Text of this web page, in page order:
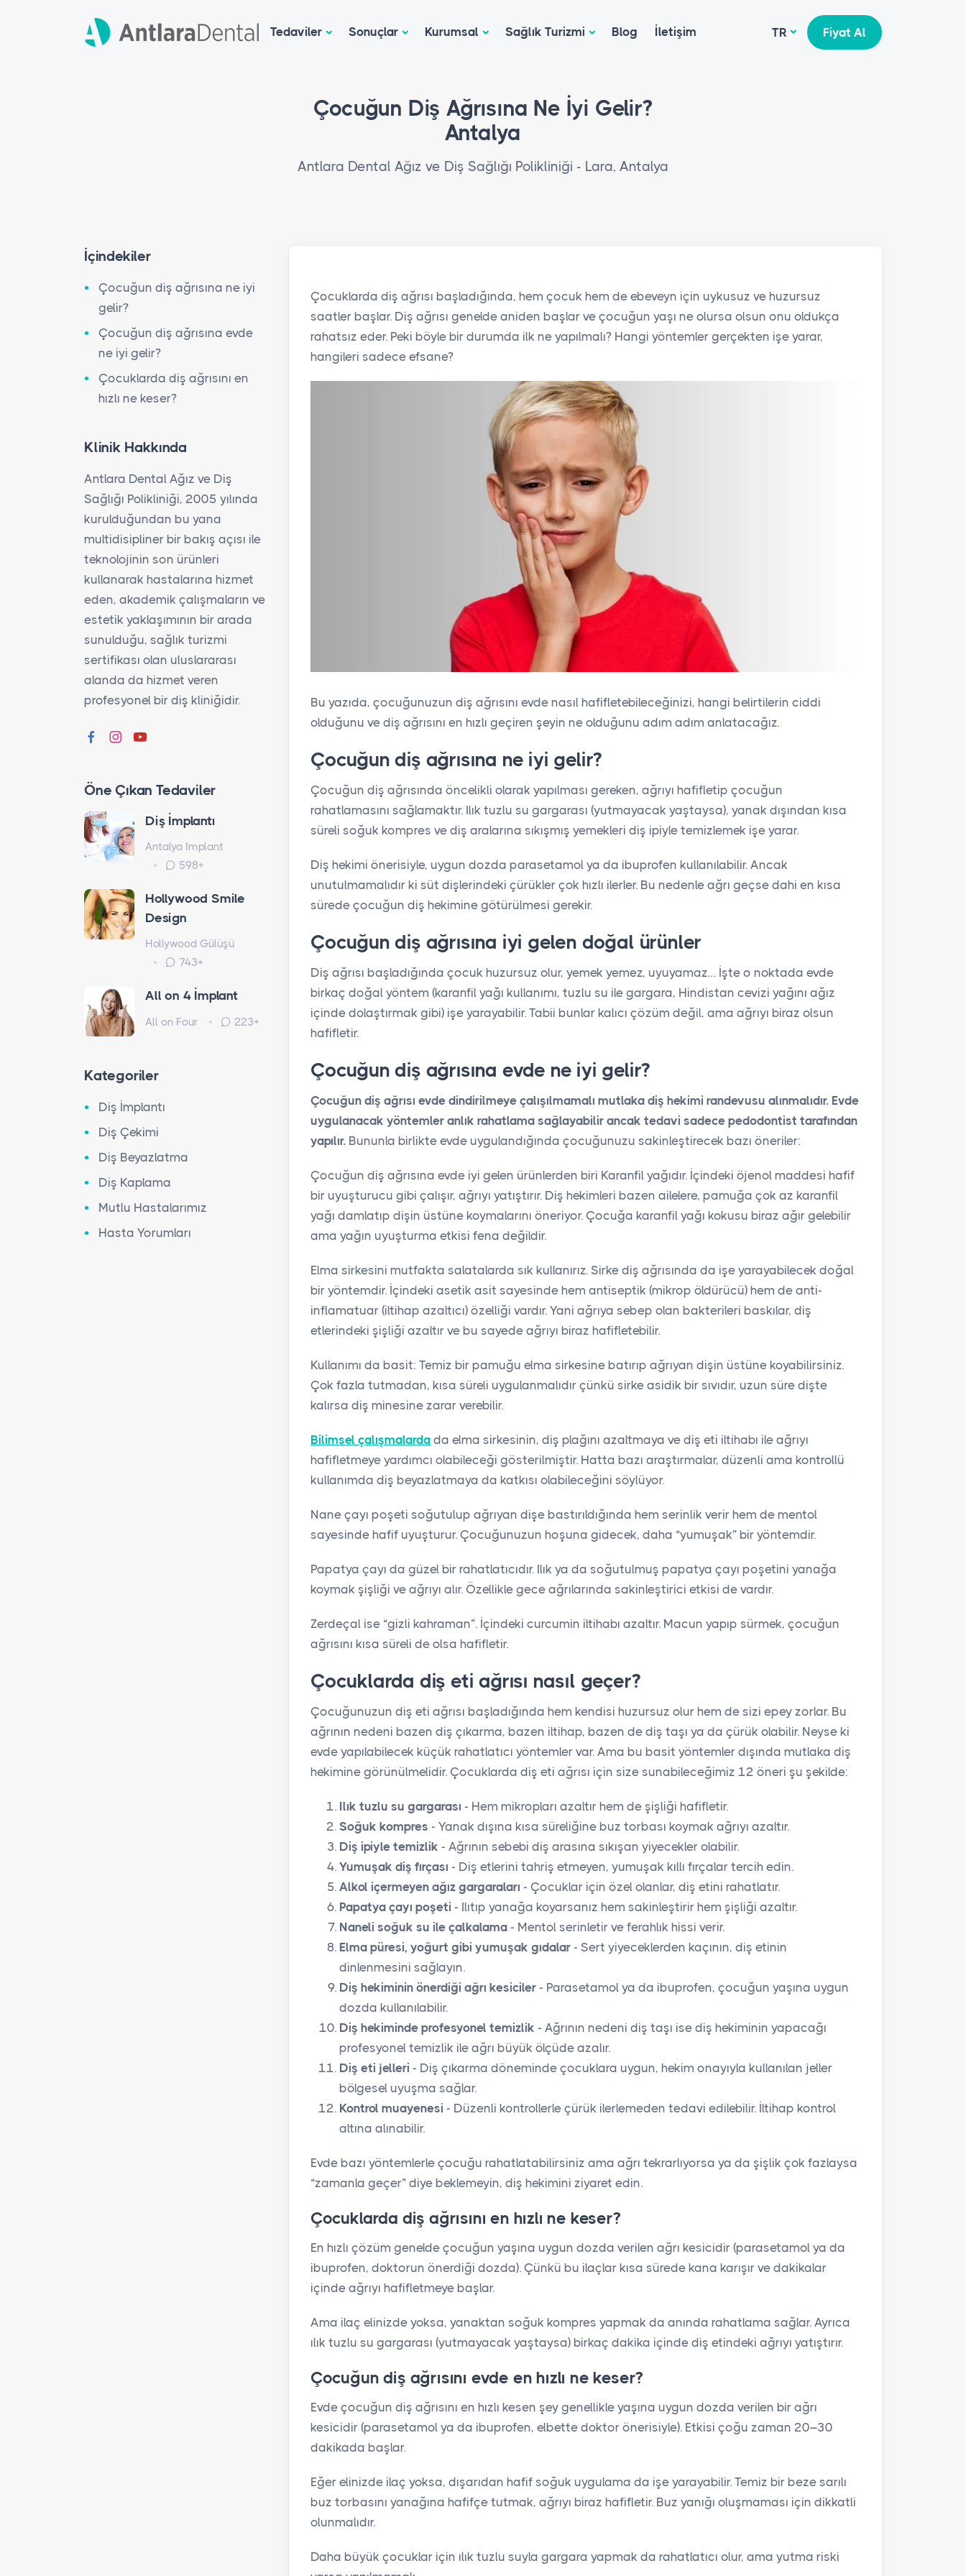
Tedaviler Sonuçlar Kurumsal Sağlık Turizmi Blog İletişim TR Fiyat Al
Çocuğun Diş Ağrısına Ne İyi Gelir?
Antalya
Antlara Dental Ağız ve Diş Sağlığı Polikliniği - Lara, Antalya
Çocuklarda diş ağrısı başladığında, hem çocuk hem de ebeveyn için uykusuz ve huzursuz
saatler başlar. Diş ağrısı genelde aniden başlar ve çocuğun yaşı ne olursa olsun onu oldukça
rahatsız eder. Peki böyle bir durumda ilk ne yapılmalı? Hangi yöntemler gerçekten işe yarar,
hangileri sadece efsane?
Bu yazıda, çocuğunuzun diş ağrısını evde nasıl hafifletebileceğinizi, hangi belirtilerin ciddi
olduğunu ve diş ağrısını en hızlı geçiren şeyin ne olduğunu adım adım anlatacağız.
Çocuğun diş ağrısına ne iyi gelir?
Çocuğun diş ağrısında öncelikli olarak yapılması gereken, ağrıyı hafifletip çocuğun
rahatlamasını sağlamaktır. Ilık tuzlu su gargarası (yutmayacak yaştaysa), yanak dışından kısa
süreli soğuk kompres ve diş aralarına sıkışmış yemekleri diş ipiyle temizlemek işe yarar.
Diş hekimi önerisiyle, uygun dozda parasetamol ya da ibuprofen kullanılabilir. Ancak
unutulmamalıdır ki süt dişlerindeki çürükler çok hızlı ilerler. Bu nedenle ağrı geçse dahi en kısa
sürede çocuğun diş hekimine götürülmesi gerekir.
Çocuğun diş ağrısına iyi gelen doğal ürünler
Diş ağrısı başladığında çocuk huzursuz olur, yemek yemez, uyuyamaz… İşte o noktada evde
birkaç doğal yöntem (karanfil yağı kullanımı, tuzlu su ile gargara, Hindistan cevizi yağını ağız
içinde dolaştırmak gibi) işe yarayabilir. Tabii bunlar kalıcı çözüm değil, ama ağrıyı biraz olsun
hafifletir.
Çocuğun diş ağrısına evde ne iyi gelir?
Çocuğun diş ağrısı evde dindirilmeye çalışılmamalı mutlaka diş hekimi randevusu alınmalıdır. Evde
uygulanacak yöntemler anlık rahatlama sağlayabilir ancak tedavi sadece pedodontist tarafından
yapılır. Bununla birlikte evde uygulandığında çocuğunuzu sakinleştirecek bazı öneriler:
Çocuğun diş ağrısına evde iyi gelen ürünlerden biri Karanfil yağıdır. İçindeki öjenol maddesi hafif
bir uyuşturucu gibi çalışır, ağrıyı yatıştırır. Diş hekimleri bazen ailelere, pamuğa çok az karanfil
yağı damlatıp dişin üstüne koymalarını öneriyor. Çocuğa karanfil yağı kokusu biraz ağır gelebilir
ama yağın uyuşturma etkisi fena değildir.
Elma sirkesini mutfakta salatalarda sık kullanırız. Sirke diş ağrısında da işe yarayabilecek doğal
bir yöntemdir. İçindeki asetik asit sayesinde hem antiseptik (mikrop öldürücü) hem de anti-
inflamatuar (iltihap azaltıcı) özelliği vardır. Yani ağrıya sebep olan bakterileri baskılar, diş
etlerindeki şişliği azaltır ve bu sayede ağrıyı biraz hafifletebilir.
Kullanımı da basit: Temiz bir pamuğu elma sirkesine batırıp ağrıyan dişin üstüne koyabilirsiniz.
Çok fazla tutmadan, kısa süreli uygulanmalıdır çünkü sirke asidik bir sıvıdır, uzun süre dişte
kalırsa diş minesine zarar verebilir.
Bilimsel çalışmalarda da elma sirkesinin, diş plağını azaltmaya ve diş eti iltihabı ile ağrıyı
hafifletmeye yardımcı olabileceği gösterilmiştir. Hatta bazı araştırmalar, düzenli ama kontrollü
kullanımda diş beyazlatmaya da katkısı olabileceğini söylüyor.
Nane çayı poşeti soğutulup ağrıyan dişe bastırıldığında hem serinlik verir hem de mentol
sayesinde hafif uyuşturur. Çocuğunuzun hoşuna gidecek, daha “yumuşak” bir yöntemdir.
Papatya çayı da güzel bir rahatlatıcıdır. Ilık ya da soğutulmuş papatya çayı poşetini yanağa
koymak şişliği ve ağrıyı alır. Özellikle gece ağrılarında sakinleştirici etkisi de vardır.
Zerdeçal ise “gizli kahraman”. İçindeki curcumin iltihabı azaltır. Macun yapıp sürmek, çocuğun
ağrısını kısa süreli de olsa hafifletir.
Çocuklarda diş eti ağrısı nasıl geçer?
Çocuğunuzun diş eti ağrısı başladığında hem kendisi huzursuz olur hem de sizi epey zorlar. Bu
ağrının nedeni bazen diş çıkarma, bazen iltihap, bazen de diş taşı ya da çürük olabilir. Neyse ki
evde yapılabilecek küçük rahatlatıcı yöntemler var. Ama bu basit yöntemler dışında mutlaka diş
hekimine görünülmelidir. Çocuklarda diş eti ağrısı için size sunabileceğimiz 12 öneri şu şekilde:
Ilık tuzlu su gargarası - Hem mikropları azaltır hem de şişliği hafifletir.
Soğuk kompres - Yanak dışına kısa süreliğine buz torbası koymak ağrıyı azaltır.
Diş ipiyle temizlik - Ağrının sebebi diş arasına sıkışan yiyecekler olabilir.
Yumuşak diş fırçası - Diş etlerini tahriş etmeyen, yumuşak kıllı fırçalar tercih edin.
Alkol içermeyen ağız gargaraları - Çocuklar için özel olanlar, diş etini rahatlatır.
Papatya çayı poşeti - Ilıtıp yanağa koyarsanız hem sakinleştirir hem şişliği azaltır.
Naneli soğuk su ile çalkalama - Mentol serinletir ve ferahlık hissi verir.
Elma püresi, yoğurt gibi yumuşak gıdalar - Sert yiyeceklerden kaçının, diş etinin
dinlenmesini sağlayın.
Diş hekiminin önerdiği ağrı kesiciler - Parasetamol ya da ibuprofen, çocuğun yaşına uygun
dozda kullanılabilir.
Diş hekiminde profesyonel temizlik - Ağrının nedeni diş taşı ise diş hekiminin yapacağı
profesyonel temizlik ile ağrı büyük ölçüde azalır.
Diş eti jelleri - Diş çıkarma döneminde çocuklara uygun, hekim onayıyla kullanılan jeller
bölgesel uyuşma sağlar.
Kontrol muayenesi - Düzenli kontrollerle çürük ilerlemeden tedavi edilebilir. İltihap kontrol
altına alınabilir.
Evde bazı yöntemlerle çocuğu rahatlatabilirsiniz ama ağrı tekrarlıyorsa ya da şişlik çok fazlaysa
“zamanla geçer” diye beklemeyin, diş hekimini ziyaret edin.
Çocuklarda diş ağrısını en hızlı ne keser?
En hızlı çözüm genelde çocuğun yaşına uygun dozda verilen ağrı kesicidir (parasetamol ya da
ibuprofen, doktorun önerdiği dozda). Çünkü bu ilaçlar kısa sürede kana karışır ve dakikalar
içinde ağrıyı hafifletmeye başlar.
Ama ilaç elinizde yoksa, yanaktan soğuk kompres yapmak da anında rahatlama sağlar. Ayrıca
ılık tuzlu su gargarası (yutmayacak yaştaysa) birkaç dakika içinde diş etindeki ağrıyı yatıştırır.
Çocuğun diş ağrısını evde en hızlı ne keser?
Evde çocuğun diş ağrısını en hızlı kesen şey genellikle yaşına uygun dozda verilen bir ağrı
kesicidir (parasetamol ya da ibuprofen, elbette doktor önerisiyle). Etkisi çoğu zaman 20–30
dakikada başlar.
Eğer elinizde ilaç yoksa, dışarıdan hafif soğuk uygulama da işe yarayabilir. Temiz bir beze sarılı
buz torbasını yanağına hafifçe tutmak, ağrıyı biraz hafifletir. Buz yanığı oluşmaması için dikkatli
olunmalıdır.
Daha büyük çocuklar için ılık tuzlu suyla gargara yapmak da rahatlatıcı olur, ama yutma riski
İçindekiler
Çocuğun diş ağrısına ne iyi
gelir?
Çocuğun diş ağrısına evde
ne iyi gelir?
Çocuklarda diş ağrısını en
hızlı ne keser?
Klinik Hakkında
Antlara Dental Ağız ve Diş
Sağlığı Polikliniği, 2005 yılında
kurulduğundan bu yana
multidisipliner bir bakış açısı ile
teknolojinin son ürünleri
kullanarak hastalarına hizmet
eden, akademik çalışmaların ve
estetik yaklaşımının bir arada
sunulduğu, sağlık turizmi
sertifikası olan uluslararası
alanda da hizmet veren
profesyonel bir diş kliniğidir.
Öne Çıkan Tedaviler
Diş İmplantı
Antalya Implant
598+
Hollywood Smile
Design
Hollywood Gülüşü
743+
All on 4 İmplant
All on Four 223+
Kategoriler
Diş İmplantı
Diş Çekimi
Diş Beyazlatma
Diş Kaplama
Mutlu Hastalarımız
Hasta Yorumları